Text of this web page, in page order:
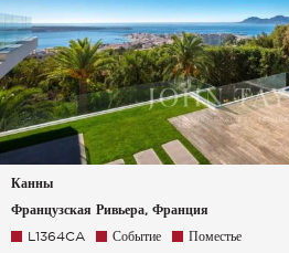
Канны
Французская Ривьера, Франция
L1364CA Событие Поместье